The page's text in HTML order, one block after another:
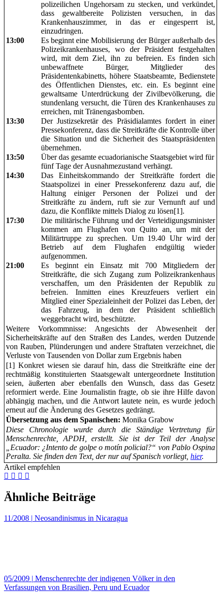
polizeilichen Ungehorsam zu stecken, und verkündet,
dass gewaltbereite Polizisten versuchen, in das
Krankenhauszimmer, in das er eingesperrt ist,
einzudringen.
13:00
Es beginnt eine Mobilisierung der Bürger außerhalb des
Polizeikrankenhauses, wo der Präsident festgehalten
wird, mit dem Ziel, ihn zu befreien. Es finden sich
unbewaffnete Bürger, Mitglieder des
Präsidentenkabinetts, höhere Staatsbeamte, Bedienstete
des Öffentlichen Dienstes, etc. ein. Es beginnt eine
gewaltsame Unterdrückung der Zivilbevölkerung, die
stundenlang versucht, die Türen des Krankenhauses zu
erreichen, mit Tränengasbomben.
13:30
Der Justizsekretär des Präsidialamtes fordert in einer
Pressekonferenz, dass die Streitkräfte die Kontrolle über
die Situation und die Sicherheit des Staatspräsidenten
übernehmen.
13:50
Über das gesamte ecuadorianische Staatsgebiet wird für
fünf Tage der Ausnahmezustand verhängt.
14:30
Das Einheitskommando der Streitkräfte fordert die
Staatspolizei in einer Pressekonferenz dazu auf, die
Haltung einiger Personen der Polizei und der
Streitkräfte zu ändern, ruft sie zur Vernunft auf und
dazu, die Konflikte mittels Dialog zu lösen[1].
17:30
Die militärische Führung und der Verteidigungsminister
kommen am Flughafen von Quito an, um mit der
Militärtruppe zu sprechen. Um 19.40 Uhr wird der
Betrieb auf dem Flughafen endgültig wieder
aufgenommen.
21:00
Es beginnt ein Einsatz mit 700 Mitgliedern der
Streitkräfte, die sich Zugang zum Polizeikrankenhaus
verschaffen, um den Präsidenten der Republik zu
befreien. Inmitten eines Kreuzfeuers verliert ein
Mitglied einer Spezialeinheit der Polizei das Leben, der
das Fahrzeug, in dem der Präsident schließlich
weggebracht wird, beschützte.
Weitere Vorkommnisse: Angesichts der Abwesenheit der
Sicherheitskräfte auf den Straßen des Landes, werden Dutzende
von Rauben, Plünderungen und andere Straftaten verzeichnet, die
Verluste von Tausenden von Dollar zum Ergebnis haben
[1] Konkret wiesen sie darauf hin, dass die Streitkräfte eine der
rechtmäßig konstituierten Staatsgewalt untergeordnete Institution
seien, äußerten aber ebenfalls den Wunsch, dass das Gesetz
reformiert werde. Eine Journalistin fragte, ob sie ihre Hilfe davon
abhängig machen, und die Antwort lautete nein, es wurde jedoch
erneut auf die Änderung des Gesetzes gedrängt.
Übersetzung aus dem Spanischen: Monika Grabow
Diese Chronologie wurde durch die Ständige Vertretung für
Menschenrechte, APDH, erstellt. Sie ist der Teil der Analyse
„Ecuador: ¿Intento de golpe o motín policial?“ von Pablo Ospina
Peralta. Sie finden den Text, der nur auf Spanisch vorliegt, hier.
Artikel empfehlen
Ähnliche Beiträge
11/2008 | Neosandinismus in Nicaragua
05/2009 | Menschenrechte der indigenen Völker in den
Verfassungen von Brasilien, Peru und Ecuador